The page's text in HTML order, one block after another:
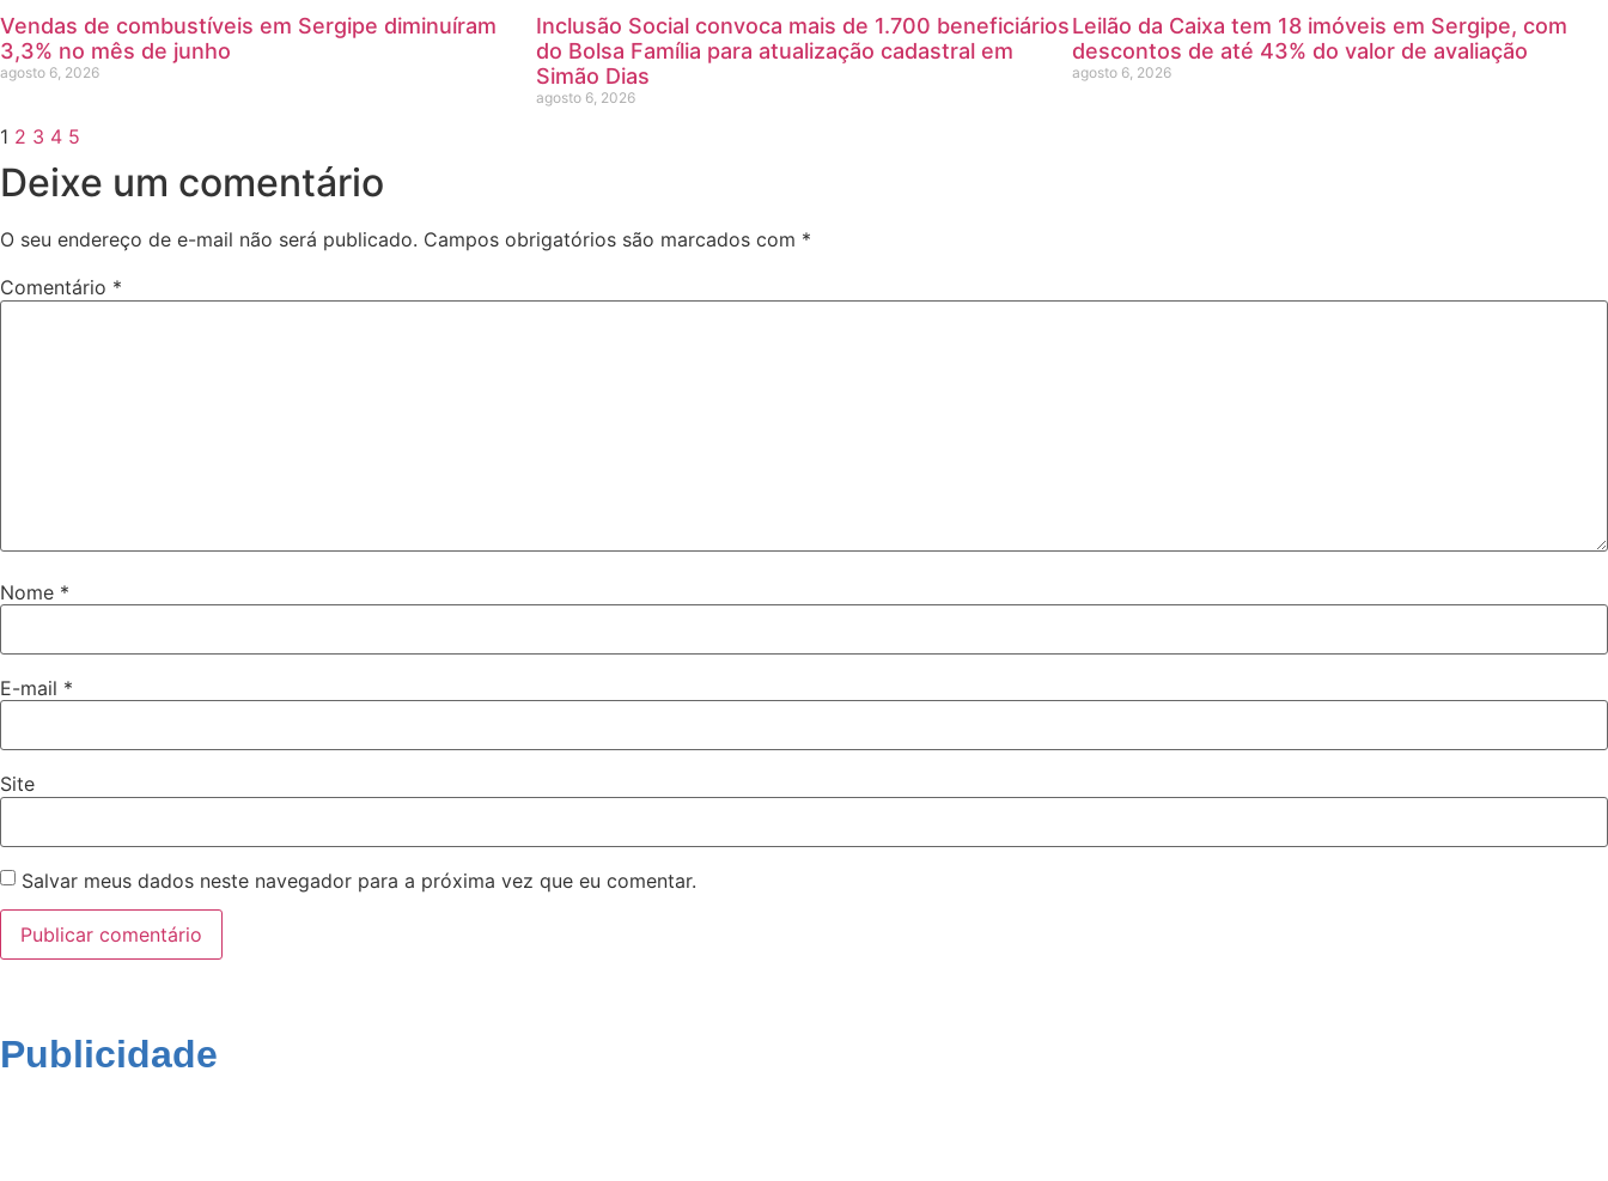
Vendas de combustíveis em Sergipe diminuíram
3,3% no mês de junho
agosto 6, 2026
Inclusão Social convoca mais de 1.700 beneficiários
do Bolsa Família para atualização cadastral em
Simão Dias
agosto 6, 2026
Leilão da Caixa tem 18 imóveis em Sergipe, com
descontos de até 43% do valor de avaliação
agosto 6, 2026
1 2 3 4 5
Deixe um comentário
O seu endereço de e-mail não será publicado. Campos obrigatórios são marcados com *
Comentário *
Nome *
E-mail *
Site
Salvar meus dados neste navegador para a próxima vez que eu comentar.
Publicidade